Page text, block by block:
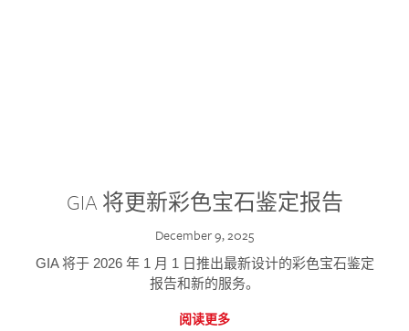
GIA 将更新彩色宝石鉴定报告
December 9, 2025
GIA 将于 2026 年 1 月 1 日推出最新设计的彩色宝石鉴定
报告和新的服务。
阅读更多